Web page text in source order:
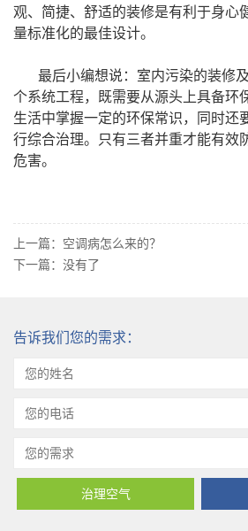
观、简捷、舒适的装修是有利于身心
量标准化的最佳设计。
最后小编想说： 室内污染的装修
个系统工程，既需要从源头上具备环
生活中掌握一定的环保常识，同时还
行综合治理。只有三者并重才能有效
危害。
上一篇： 空调病怎么来的？
下一篇： 没有了
告诉我们您的需求：
治理空气